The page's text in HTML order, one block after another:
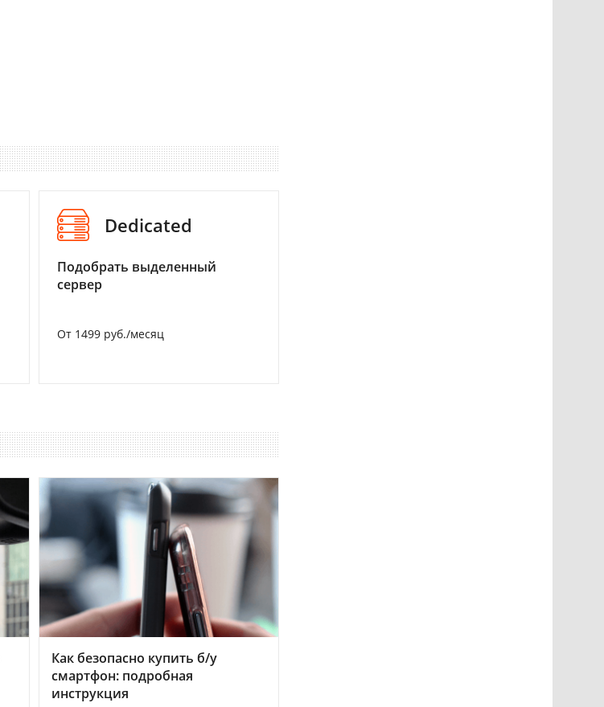
Dedicated
Подобрать выделенный
сервер
От 1499 руб./месяц
Как безопасно купить б/у
смартфон: подробная
инструкция